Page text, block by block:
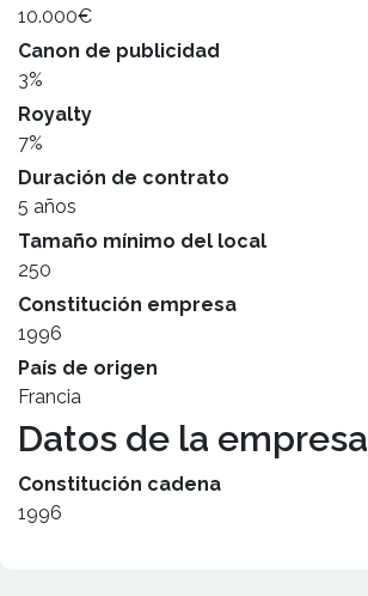
10.000€
Canon de publicidad
3%
Royalty
7%
Duración de contrato
5 años
Tamaño mínimo del local
250
Constitución empresa
1996
País de origen
Francia
Datos de la empresa
Constitución cadena
1996